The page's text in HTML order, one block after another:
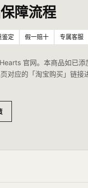
障流程
鉴定 假一赔十 专属客服
官网。本商品如已添
对应的「淘宝购买」链接